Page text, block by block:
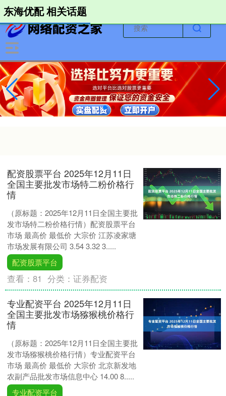
-->
东海优配 相关话题
配资股票平台 2025年12月11日
全国主要批发市场特二粉价格行
情
（原标题：2025年12月11日全国主要批
发市场特二粉价格行情）配资股票平台
市场 最高价 最低价 大宗价 江苏凌家塘
市场发展有限公司 3.54 3.32 3.....
配资股票平台
查看：81 分类：证券配资
专业配资平台 2025年12月11日
全国主要批发市场猕猴桃价格行
情
（原标题：2025年12月11日全国主要批
发市场猕猴桃价格行情）专业配资平台
市场 最高价 最低价 大宗价 北京新发地
农副产品批发市场信息中心 14.00 8.....
专业配资平台